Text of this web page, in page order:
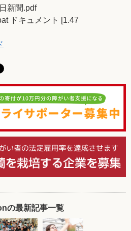
新聞.pdf
ドキュメント [1.47
の最新記事一覧